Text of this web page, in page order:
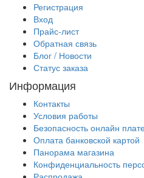
Регистрация
Вход
Прайс-лист
Обратная связь
Блог / Новости
Статус заказа
Информация
Контакты
Условия работы
Безопасность онлайн
Оплата банковской картой
Панорама магазина
Конфиденциальность